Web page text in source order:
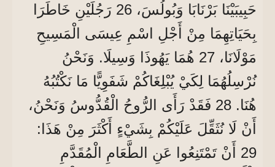
حَبِيبَيْنَا بَرْنَابَا وَبُولُسَ، 26 رَجُلَيْنِ خَاطَرَا
بِحَيَاتِهِمَا مِنْ أَجْلِ اسْمِ عِيسَى الْمَسِيحِ
مَوْلَانَا، 27 هُمَا يَهُوذَا وَسِيلَا. وَنَحْنُ
نُرْسِلُهُمَا لِكَيْ يُبْلِغَاكُمْ شَفَوِيًّا مَا نَكْتُبُهُ
هُنَا. 28 فَقَدْ رَأَى الرُّوحُ الْقُدُّوسُ وَنَحْنُ،
أَنْ لَا نُثَقِّلَ عَلَيْكُمْ بِشَيْءٍ أَكْثَرَ مِنْ هَذَا:
29 أَنْ تَمْتَنِعُوا عَنِ الطَّعَامِ الْمُقَدَّمِ